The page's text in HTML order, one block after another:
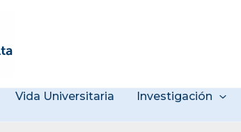
Vida Universitaria Investigación